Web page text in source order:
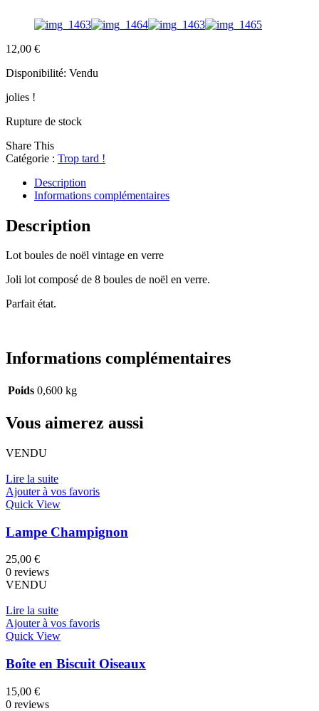
12,00 €
Disponibilité: Vendu
jolies !
Rupture de stock
Share This
Catégorie : Trop tard !
Description
Informations complémentaires
Description
Lot boules de noël vintage en verre
Joli lot composé de 8 boules de noël en verre.
Parfait état.
Informations complémentaires
Poids 0,600 kg
Vous aimerez aussi
VENDU
Lire la suite
Ajouter à vos favoris
Quick View
Lampe Champignon
25,00 €
0 reviews
VENDU
Lire la suite
Ajouter à vos favoris
Quick View
Boîte en Biscuit Oiseaux
15,00 €
0 reviews